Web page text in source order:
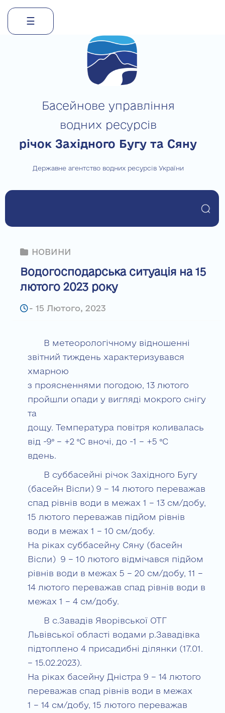
☰
Басейнове управління
водних ресурсів
річок Західного Бугу та Сяну
Державне агентство водних ресурсів України
НОВИНИ
Водогосподарська ситуація на 15
лютого 2023 року
- 15 Лютого, 2023
В метеорологічному відношенні
звітний тиждень характеризувався
хмарною
з проясненнями погодою, 13 лютого
пройшли опади у вигляді мокрого снігу
та
дощу. Температура повітря коливалась
від -9º – +2 ºС вночі, до -1 – +5 ºС
вдень.
В суббасейні річок Західного Бугу
(басейн Вісли) 9 – 14 лютого переважав
спад рівнів води в межах 1 – 13 см/добу,
15 лютого переважав підйом рівнів
води в межах 1 – 10 см/добу.
На ріках суббасейну Сяну (басейн
Вісли) 9 – 10 лютого відмічався підйом
рівнів води в межах 5 – 20 см/добу, 11 –
14 лютого переважав спад рівнів води в
межах 1 – 4 см/добу.
В с.Завадів Яворівської ОТГ
Львівської області водами р.Завадівка
підтоплено 4 присадибні ділянки (17.01.
– 15.02.2023).
На ріках басейну Дністра 9 – 14 лютого
переважав спад рівнів води в межах
1 – 14 см/добу, 15 лютого переважав